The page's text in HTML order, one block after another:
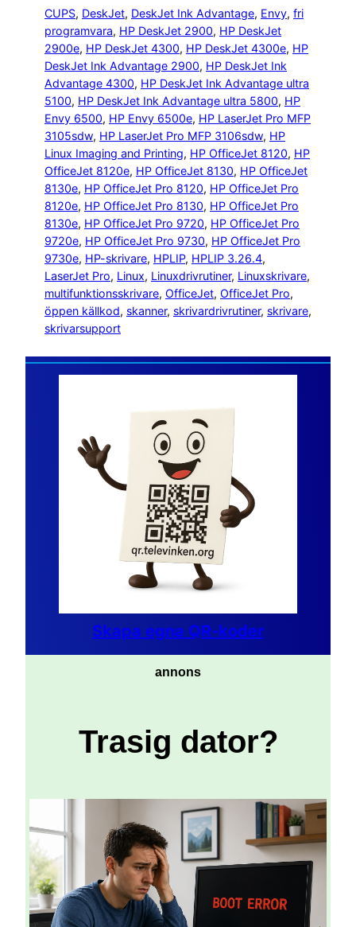
CUPS, DeskJet, DeskJet Ink Advantage, Envy, fri
programvara, HP DeskJet 2900, HP DeskJet
2900e, HP DeskJet 4300, HP DeskJet 4300e, HP
DeskJet Ink Advantage 2900, HP DeskJet Ink
Advantage 4300, HP DeskJet Ink Advantage ultra
5100, HP DeskJet Ink Advantage ultra 5800, HP
Envy 6500, HP Envy 6500e, HP LaserJet Pro MFP
3105sdw, HP LaserJet Pro MFP 3106sdw, HP
Linux Imaging and Printing, HP OfficeJet 8120, HP
OfficeJet 8120e, HP OfficeJet 8130, HP OfficeJet
8130e, HP OfficeJet Pro 8120, HP OfficeJet Pro
8120e, HP OfficeJet Pro 8130, HP OfficeJet Pro
8130e, HP OfficeJet Pro 9720, HP OfficeJet Pro
9720e, HP OfficeJet Pro 9730, HP OfficeJet Pro
9730e, HP-skrivare, HPLIP, HPLIP 3.26.4
LaserJet Pro, Linux, Linuxdrivrutiner, Linuxskrivare
multifunktionsskrivare, OfficeJet, OfficeJet Pro
öppen källkod, skanner, skrivardrivrutiner, skrivare
skrivarsupport
Skapa egna QR-koder
annons
Trasig dator?